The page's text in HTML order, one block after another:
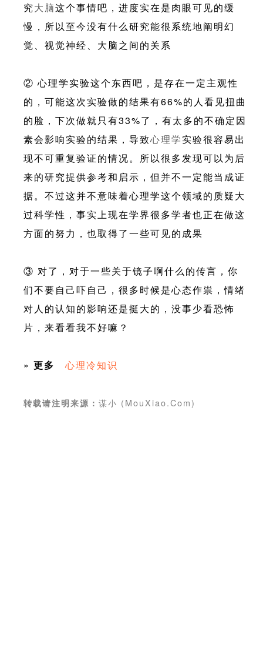
究大脑这个事情吧，进度实在是肉眼可见的缓
慢，所以至今没有什么研究能很系统地阐明幻
觉、视觉神经、大脑之间的关系
② 心理学实验这个东西吧，是存在一定主观性
的，可能这次实验做的结果有66%的人看见扭曲
的脸，下次做就只有33%了，有太多的不确定因
素会影响实验的结果，导致心理学实验很容易出
现不可重复验证的情况。所以很多发现可以为后
来的研究提供参考和启示，但并不一定能当成证
据。不过这并不意味着心理学这个领域的质疑大
过科学性，事实上现在学界很多学者也正在做这
方面的努力，也取得了一些可见的成果
③ 对了，对于一些关于镜子啊什么的传言，你
们不要自己吓自己，很多时候是心态作祟，情绪
对人的认知的影响还是挺大的，没事少看恐怖
片，来看看我不好嘛？
» 更多 心理冷知识
转载请注明来源： 谋小 (MouXiao.Com)